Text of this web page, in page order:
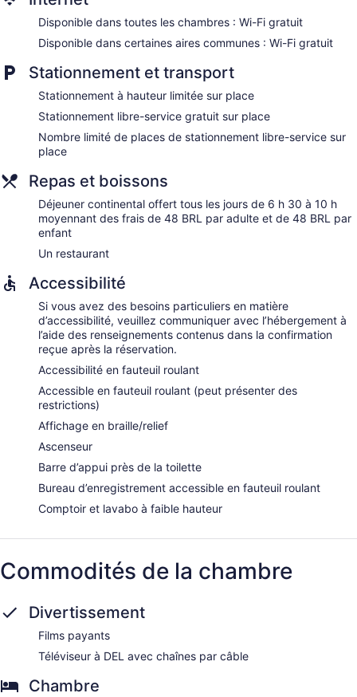
Disponible dans toutes les chambres : Wi-Fi gratuit
Disponible dans certaines aires communes : Wi-Fi gratuit
Stationnement et transport
Stationnement à hauteur limitée sur place
Stationnement libre-service gratuit sur place
Nombre limité de places de stationnement libre-service sur
place
Repas et boissons
Déjeuner continental offert tous les jours de 6 h 30 à 10 h
moyennant des frais de 48 BRL par adulte et de 48 BRL par
enfant
Un restaurant
Accessibilité
Si vous avez des besoins particuliers en matière
d’accessibilité, veuillez communiquer avec l’hébergement à
l’aide des renseignements contenus dans la confirmation
reçue après la réservation.
Accessibilité en fauteuil roulant
Accessible en fauteuil roulant (peut présenter des
restrictions)
Affichage en braille/relief
Ascenseur
Barre d’appui près de la toilette
Bureau d’enregistrement accessible en fauteuil roulant
Comptoir et lavabo à faible hauteur
Commodités de la chambre
Divertissement
Films payants
Téléviseur à DEL avec chaînes par câble
Chambre